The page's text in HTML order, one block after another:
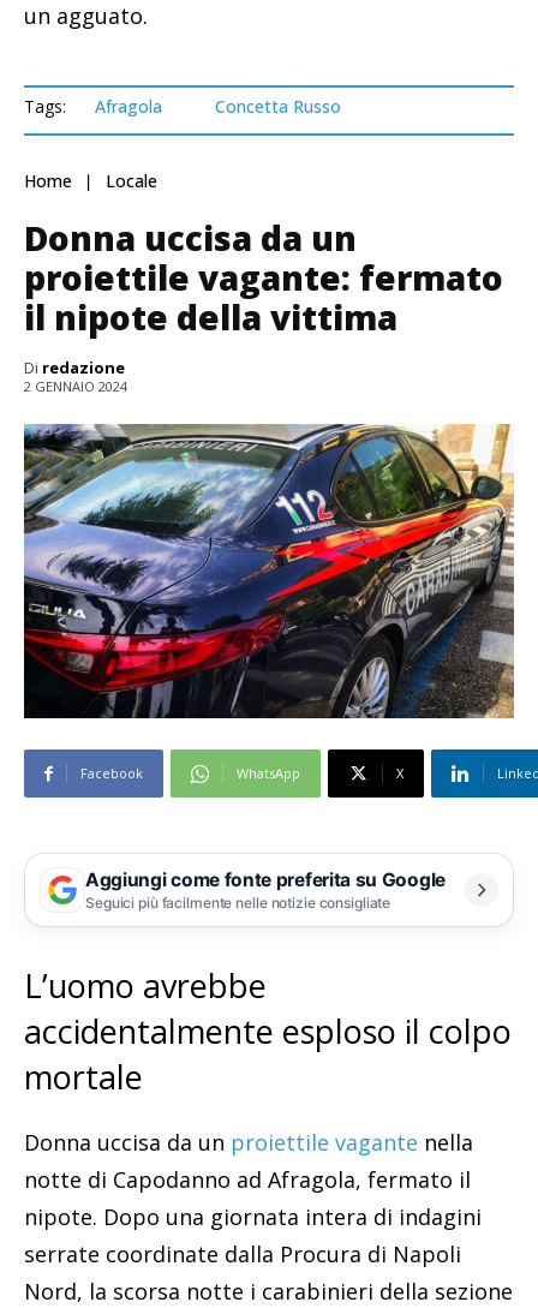
un agguato.
Tags: Afragola Concetta Russo
Home Locale
Donna uccisa da un
proiettile vagante: fermato
il nipote della vittima
Di redazione
2 GENNAIO 2024
Facebook WhatsApp X
Aggiungi come fonte preferita su Google
Seguici più facilmente nelle notizie consigliate
L’uomo avrebbe
accidentalmente esploso il colpo
mortale
Donna uccisa da un proiettile vagante nella
notte di Capodanno ad Afragola, fermato il
nipote. Dopo una giornata intera di indagini
serrate coordinate dalla Procura di Napoli
Nord, la scorsa notte i carabinieri della sezione